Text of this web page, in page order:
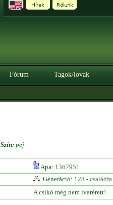
Fórum Tagok/lovak
Szín: pej
Apa: 1367951
Generáció: 128 - családfa
A csikó még nem ivarérett!